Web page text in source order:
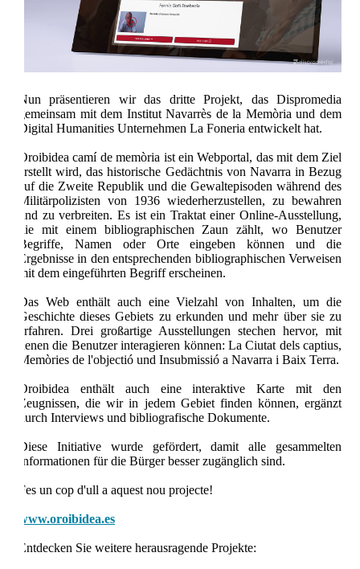
Nun präsentieren wir das dritte Projekt, das Dispromedia
gemeinsam mit dem Institut Navarrès de la Memòria und dem
Digital Humanities Unternehmen La Foneria entwickelt hat.
Oroibidea camí de memòria ist ein Webportal, das mit dem Ziel
erstellt wird, das historische Gedächtnis von Navarra in Bezug
auf die Zweite Republik und die Gewaltepisoden während des
Militärpolizisten von 1936 wiederherzustellen, zu bewahren
und zu verbreiten. Es ist ein Traktat einer Online-Ausstellung,
die mit einem bibliographischen Zaun zählt, wo Benutzer
Begriffe, Namen oder Orte eingeben können und die
Ergebnisse in den entsprechenden bibliographischen Verweisen
mit dem eingeführten Begriff erscheinen.
Das Web enthält auch eine Vielzahl von Inhalten, um die
Geschichte dieses Gebiets zu erkunden und mehr über sie zu
erfahren. Drei großartige Ausstellungen stechen hervor, mit
denen die Benutzer interagieren können: La Ciutat dels captius,
Memòries de l'objectió und Insubmissió a Navarra i Baix Terra.
Oroibidea enthält auch eine interaktive Karte mit den
Zeugnissen, die wir in jedem Gebiet finden können, ergänzt
durch Interviews und bibliografische Dokumente.
Diese Initiative wurde gefördert, damit alle gesammelten
Informationen für die Bürger besser zugänglich sind.
Fes un cop d'ull a aquest nou projecte!
www.oroibidea.es
Entdecken Sie weitere herausragende Projekte: